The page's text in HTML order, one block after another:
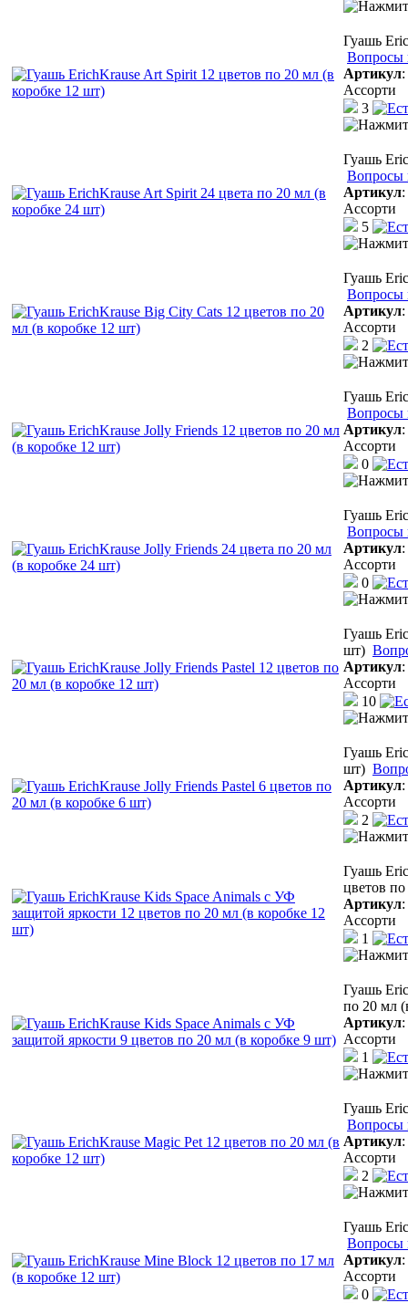
Гуашь
Вопросы
Артикул:
Ассорти
3
Гуашь
Вопросы
Артикул:
Ассорти
5
Гуашь
Вопросы
Артикул:
Ассорти
2
Гуашь
Вопросы
Артикул:
Ассорти
0
Гуашь
Вопросы
Артикул:
Ассорти
0
Гуашь
шт)
Артикул:
Ассорти
10
Гуашь
шт)
Артикул:
Ассорти
2
Гуашь
цветов
Артикул:
Ассорти
1
Гуашь
по 20 мл
Артикул:
Ассорти
1
Гуашь
Вопросы
Артикул:
Ассорти
2
Гуашь
Вопросы
Артикул:
Ассорти
0